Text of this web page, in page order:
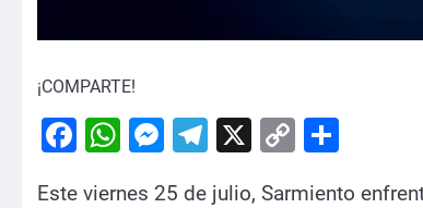
¡COMPARTE!
Facebook
WhatsApp
Messenger
Telegram
X
Copy
Este viernes 25 de julio, Sarmiento